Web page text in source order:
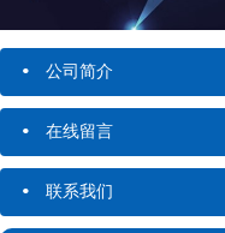
· 公司简介
· 在线留言
· 联系我们